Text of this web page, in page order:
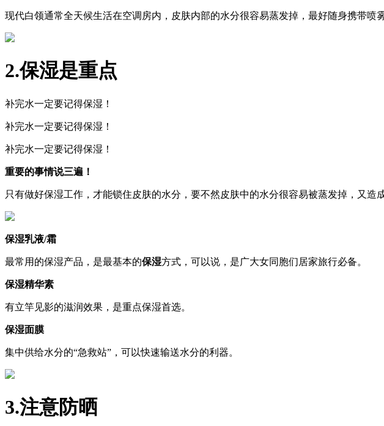
现代白领通常全天候生活在空调房内，皮肤内部的水分很容易蒸发掉，最好随身携带喷
2.保湿是重点
补完水一定要记得保湿！
补完水一定要记得保湿！
补完水一定要记得保湿！
重要的事情说三遍！
只有做好保湿工作，才能锁住皮肤的水分，要不然皮肤中的水分很容易被蒸发掉，又造
保湿乳液/霜
最常用的保湿产品，是最基本的保湿方式，可以说，是广大女同胞们居家旅行必备。
保湿精华素
有立竿见影的滋润效果，是重点保湿首选。
保湿面膜
集中供给水分的“急救站”，可以快速输送水分的利器。
3.注意防晒